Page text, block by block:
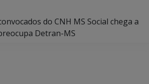
do CNH MS Social chega a
Detran-MS